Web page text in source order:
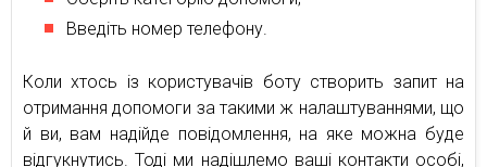
Введіть номер телефону.
Коли хтось із користувачів боту створить запит на
отримання допомоги за такими ж налаштуваннями, що
й ви, вам надійде повідомлення, на яке можна буде
відгукнутись. Тоді ми надішлемо ваші контакти особі,